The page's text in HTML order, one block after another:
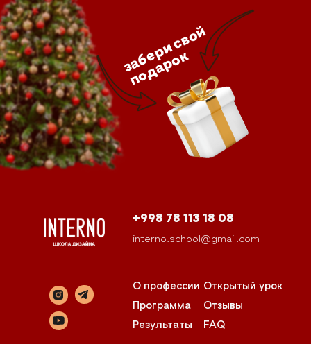
з
а
б
е
р
и
с
в
о
й
п
о
д
а
р
о
к
FAQ
Отзывы
Открытый урок
+998 78 113 18 08
interno.school@gmail.com
Результаты
Программа
О профессии